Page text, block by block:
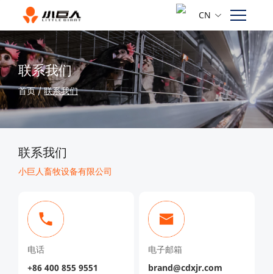
CN
联系我们
首页 / 联系我们
联系我们
小巨人畜牧设备有限公司
电话
+86 400 855 9551
电子邮箱
brand@cdxjr.com